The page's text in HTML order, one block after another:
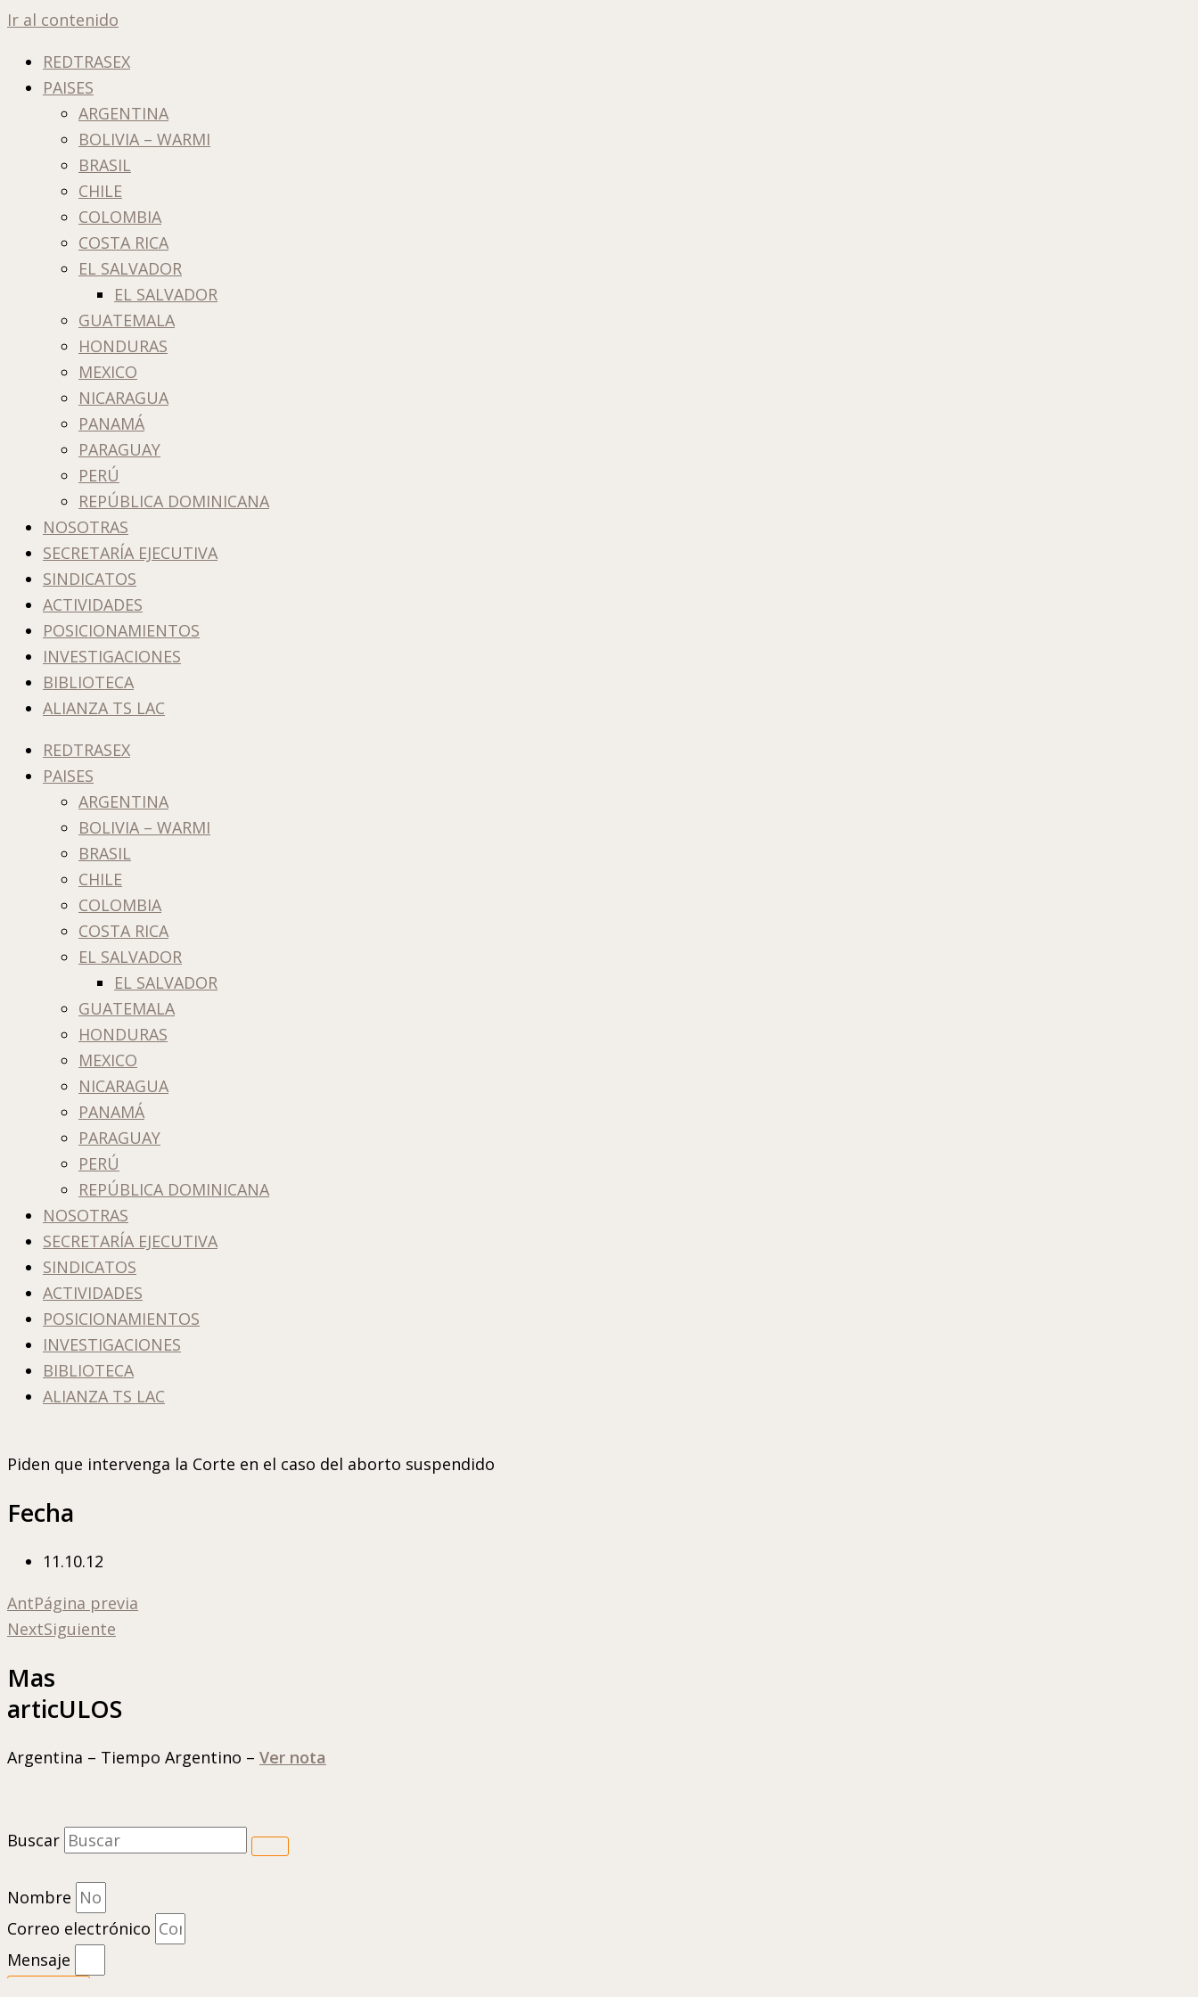
Ir al contenido
REDTRASEX
PAISES
ARGENTINA
BOLIVIA – WARMI
BRASIL
CHILE
COLOMBIA
COSTA RICA
EL SALVADOR
EL SALVADOR
GUATEMALA
HONDURAS
MEXICO
NICARAGUA
PANAMÁ
PARAGUAY
PERÚ
REPÚBLICA DOMINICANA
NOSOTRAS
SECRETARÍA EJECUTIVA
SINDICATOS
ACTIVIDADES
POSICIONAMIENTOS
INVESTIGACIONES
BIBLIOTECA
ALIANZA TS LAC
REDTRASEX
PAISES
ARGENTINA
BOLIVIA – WARMI
BRASIL
CHILE
COLOMBIA
COSTA RICA
EL SALVADOR
EL SALVADOR
GUATEMALA
HONDURAS
MEXICO
NICARAGUA
PANAMÁ
PARAGUAY
PERÚ
REPÚBLICA DOMINICANA
NOSOTRAS
SECRETARÍA EJECUTIVA
SINDICATOS
ACTIVIDADES
POSICIONAMIENTOS
INVESTIGACIONES
BIBLIOTECA
ALIANZA TS LAC
Piden que intervenga la Corte en el caso del aborto suspendido
Fecha
11.10.12
AntPágina previa
NextSiguiente
Mas
articULOS
Argentina – Tiempo Argentino – Ver nota
Buscar
Nombre
Correo electrónico
Mensaje